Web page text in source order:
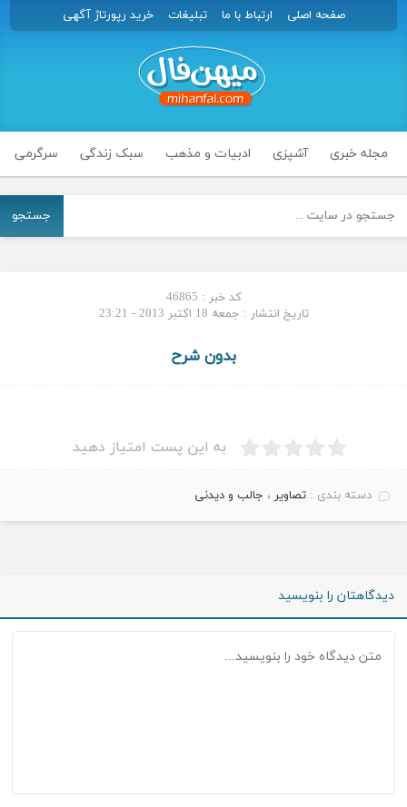
صفحه اصلی ارتباط با ما تبلیغات خرید رپورتاژ آگهی
مجله خبری آشپزی ادبیات و مذهب سبک زندگی سرگرمی
جستجو
کد خبر : 46865
تاریخ انتشار : جمعه 18 اکتبر 2013 - 23:21
بدون شرح
به این پست امتیاز دهید
دسته بندی :تصاویر ، جالب و دیدنی
دیدگاهتان را بنویسید